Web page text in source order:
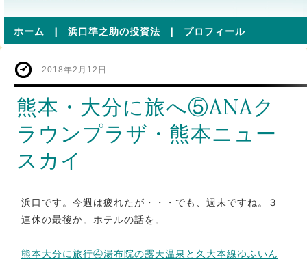
ホーム | 浜口準之助の投資法 | プロフィール
2018年2月12日
熊本・大分に旅へ⑤ANAク
ラウンプラザ・熊本ニュー
スカイ
浜口です。今週は疲れたが・・・でも、週末ですね。３
連休の最後か。ホテルの話を。
熊本大分に旅行④湯布院の露天温泉と久大本線ゆふいん